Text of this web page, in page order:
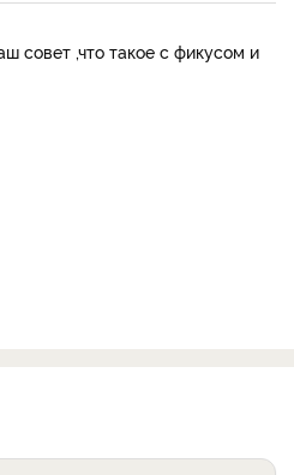
совет ,что такое с фикусом и